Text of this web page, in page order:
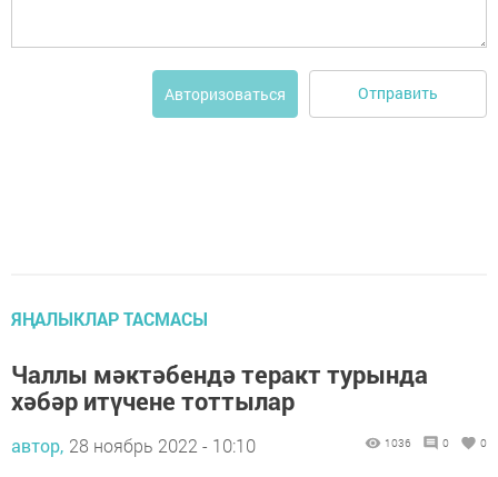
Авторизоваться Отправить
ЯҢАЛЫКЛАР ТАСМАСЫ
Чаллы мәктәбендә теракт турында
хәбәр итүчене тоттылар
автор, 28 ноябрь 2022 - 10:10 1036 0 0